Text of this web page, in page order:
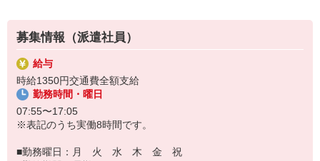
安全管理体制も万全ですので安心してご就業いただけます。
登録方法は、【オンライン】【電話】【登録会来場】の3つから
選べます♪
★★履歴書・証明写真は不要！★★
また、ご登録済の方はお仕事の紹介がスムーズです。
ご応募お待ちしています。
派遣先に直接雇用してもらえるようサポートします。
＊座り仕事です
募集情報（派遣社員）
給与
時給1350円交通費全額支給
勤務時間・曜日
07:55〜17:05
※表記のうち実働8時間です。
■勤務曜日：月 火 水 木 金 祝